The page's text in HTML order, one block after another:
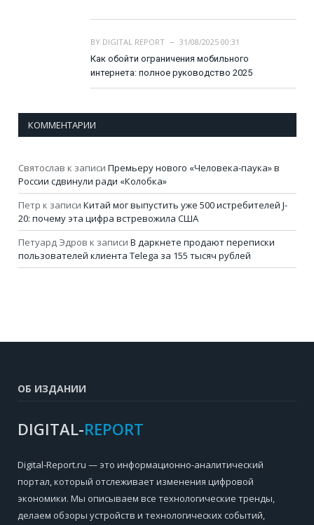
BY DIGITAL REPORT
31/08/2025 00:31
Как обойти ограничения мобильного
интернета: полное руководство 2025
КОММЕНТАРИИ
Святослав к записи Премьеру нового «Человека-паука» в
России сдвинули ради «Колобка»
Петр к записи Китай мог выпустить уже 500 истребителей J-
20: почему эта цифра встревожила США
Петуард Эдров к записи В даркнете продают переписки
пользователей клиента Telega за 155 тысяч рублей
ОБ ИЗДАНИИ
DIGITAL-REPORT
Digital-Report.ru — это информационно-аналитический
портал, который отслеживает изменения цифровой
экономики. Мы описываем все технологические тренды,
делаем обзоры устройств и технологических событий,